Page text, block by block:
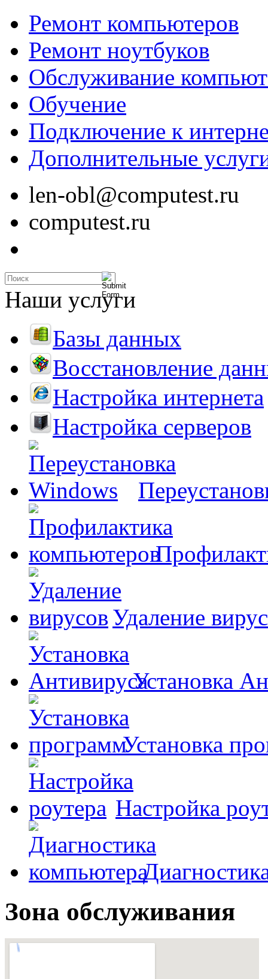
Ремонт компьютеров
Ремонт ноутбуков
Обслуживание
Обучение
Подключение к
Дополнительные
len-obl@computest.ru
computest.ru
Наши услуги
Базы данных
Восстановление
Настройка интернета
Настройка серверов
Удаление
Установка
Установка
Настройка
Зона обслуживания